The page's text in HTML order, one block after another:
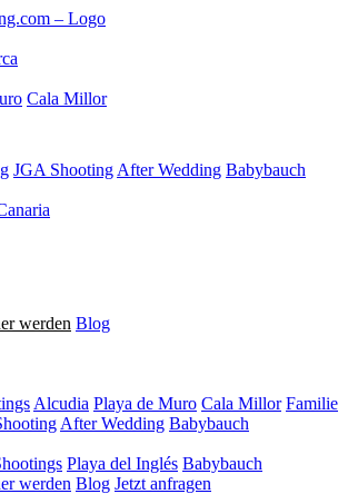
Cala Millor
JGA Shooting After Wedding Babybauch
werden Blog
Alcudia Playa de Muro Cala Millor Familie
After Wedding Babybauch
Playa del Inglés Babybauch
werden Blog Jetzt anfragen